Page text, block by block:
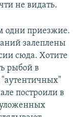
не видать.
одни приезжие.
залеплены
сюда. Хотите
рыбой в
построили в